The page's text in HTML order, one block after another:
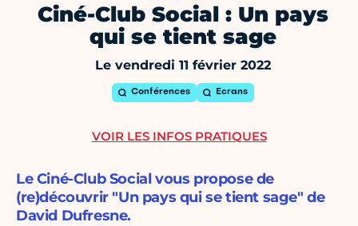
Ciné-Club Social : Un pays
qui se tient sage
Le vendredi 11 février 2022
Conférences Ecrans
Le Ciné-Club Social vous propose de
(re)découvrir "Un pays qui se tient sage" de
David Dufresne.
VOIR LES INFOS PRATIQUES